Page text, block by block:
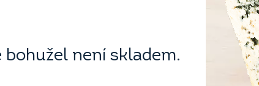
není skladem.